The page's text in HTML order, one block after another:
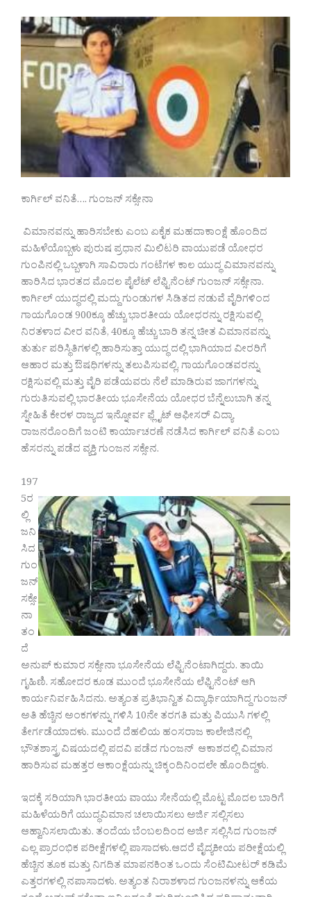
ಕಾರ್ಗಿಲ್ ವನಿತೆ…. ಗುಂಜನ್ ಸಕ್ಸೇನಾ
ವಿಮಾನವನ್ನು ಹಾರಿಸಬೇಕು ಎಂಬ ಏಕೈಕ ಮಹದಾಕಾಂಕ್ಷೆ ಹೊಂದಿದ
ಮಹಿಳೆಯೊಬ್ಬಳು ಪುರುಷ ಪ್ರಧಾನ ಮಿಲಿಟರಿ ವಾಯುಪಡೆ ಯೋಧರ
ಗುಂಪಿನಲ್ಲಿ ಒಬ್ಬಳಾಗಿ ಸಾವಿರಾರು ಗಂಟೆಗಳ ಕಾಲ ಯುದ್ಧ ವಿಮಾನವನ್ನು
ಹಾರಿಸಿದ ಭಾರತದ ಮೊದಲ ಪೈಲೆಟ್ ಲೆಫ್ಟಿನೆಂಟ್ ಗುಂಜನ್ ಸಕ್ಸೇನಾ.
ಕಾರ್ಗಿಲ್ ಯುದ್ಧದಲ್ಲಿ ಮದ್ದು ಗುಂಡುಗಳ ಸಿಡಿತದ ನಡುವೆ ವೈರಿಗಳಿಂದ
ಗಾಯಗೊಂಡ 900ಕ್ಕೂ ಹೆಚ್ಚು ಭಾರತೀಯ ಯೋಧರನ್ನು ರಕ್ಷಿಸುವಲ್ಲಿ
ನಿರತಳಾದ ವೀರ ವನಿತೆ, 40ಕ್ಕೂ ಹೆಚ್ಚು ಬಾರಿ ತನ್ನ ಚೀತ ವಿಮಾನವನ್ನು
ತುರ್ತು ಪರಿಸ್ಥಿತಿಗಳಲ್ಲಿ ಹಾರಿಸುತ್ತಾ ಯುದ್ಧ ದಲ್ಲಿ ಭಾಗಿಯಾದ ವೀರರಿಗೆ
ಆಹಾರ ಮತ್ತು ಔಷಧಿಗಳನ್ನು ತಲುಪಿಸುವಲ್ಲಿ, ಗಾಯಗೊಂಡವರನ್ನು
ರಕ್ಷಿಸುವಲ್ಲಿ ಮತ್ತು ವೈರಿ ಪಡೆಯವರು ನೆಲೆ ಮಾಡಿರುವ ಜಾಗಗಳನ್ನು
ಗುರುತಿಸುವಲ್ಲಿ ಭಾರತೀಯ ಭೂಸೇನೆಯ ಯೋಧರ ಬೆನ್ನೆಲುಬಾಗಿ ತನ್ನ
ಸ್ನೇಹಿತೆ ಕೇರಳ ರಾಜ್ಯದ ಇನ್ನೋರ್ವ ಫ್ಲೈಟ್ ಆಫೀಸರ್ ವಿದ್ಯಾ
ರಾಜನರೊಂದಿಗೆ ಜಂಟಿ ಕಾರ್ಯಾಚರಣೆ ನಡೆಸಿದ ಕಾರ್ಗಿಲ್ ವನಿತೆ ಎಂಬ
ಹೆಸರನ್ನು ಪಡೆದ ವ್ಯಕ್ತಿ ಗುಂಜನ ಸಕ್ಸೇನ.
197
5ರ
ಲ್ಲಿ
ಜನಿ
ಸಿದ
ಗುಂ
ಜನ್
ಸಕ್ಸೇ
ನಾ
ತಂ
ದೆ
ಅನುಪ್ ಕುಮಾರ ಸಕ್ಸೇನಾ ಭೂಸೇನೆಯ ಲೆಫ್ಟಿನೆಂಟಾಗಿದ್ದರು. ತಾಯಿ
ಗೃಹಿಣಿ. ಸಹೋದರ ಕೂಡ ಮುಂದೆ ಭೂಸೇನೆಯ ಲೆಫ್ಟಿನೆಂಟ್ ಆಗಿ
ಕಾರ್ಯನಿರ್ವಹಿಸಿದನು. ಅತ್ಯಂತ ಪ್ರತಿಭಾನ್ವಿತ ವಿದ್ಯಾರ್ಥಿಯಾಗಿದ್ದ ಗುಂಜನ್
ಅತಿ ಹೆಚ್ಚಿನ ಅಂಕಗಳನ್ನು ಗಳಿಸಿ 10ನೇ ತರಗತಿ ಮತ್ತು ಪಿಯುಸಿ ಗಳಲ್ಲಿ
ತೇರ್ಗಡೆಯಾದಳು. ಮುಂದೆ ದೆಹಲಿಯ ಹಂಸರಾಜ ಕಾಲೇಜಿನಲ್ಲಿ
ಭೌತಶಾಸ್ತ್ರ ವಿಷಯದಲ್ಲಿ ಪದವಿ ಪಡೆದ ಗುಂಜನ್ ಆಕಾಶದಲ್ಲಿ ವಿಮಾನ
ಹಾರಿಸುವ ಮಹತ್ತರ ಆಕಾಂಕ್ಷೆಯನ್ನು ಚಿಕ್ಕಂದಿನಿಂದಲೇ ಹೊಂದಿದ್ದಳು.
ಇದಕ್ಕೆ ಸರಿಯಾಗಿ ಭಾರತೀಯ ವಾಯು ಸೇನೆಯಲ್ಲಿ ಮೊಟ್ಟ ಮೊದಲ ಬಾರಿಗೆ
ಮಹಿಳೆಯರಿಗೆ ಯುದ್ಧವಿಮಾನ ಚಲಾಯಿಸಲು ಅರ್ಜಿ ಸಲ್ಲಿಸಲು
ಆಹ್ವಾನಿಸಲಾಯಿತು. ತಂದೆಯ ಬೆಂಬಲದಿಂದ ಅರ್ಜಿ ಸಲ್ಲಿಸಿದ ಗುಂಜನ್
ಎಲ್ಲ ಪ್ರಾರಂಭಿಕ ಪರೀಕ್ಷೆಗಳಲ್ಲಿ ಪಾಸಾದಳು.ಆದರೆ ವೈದ್ಯಕೀಯ ಪರೀಕ್ಷೆಯಲ್ಲಿ
ಹೆಚ್ಚಿನ ತೂಕ ಮತ್ತು ನಿಗದಿತ ಮಾಪನಕಿಂತ ಒಂದು ಸೆಂಟಿಮೀಟರ್ ಕಡಿಮೆ
ಎತ್ತರಗಳಲ್ಲಿ ನಪಾಸಾದಳು. ಅತ್ಯಂತ ನಿರಾಶಳಾದ ಗುಂಜನಳನ್ನು ಆಕೆಯ